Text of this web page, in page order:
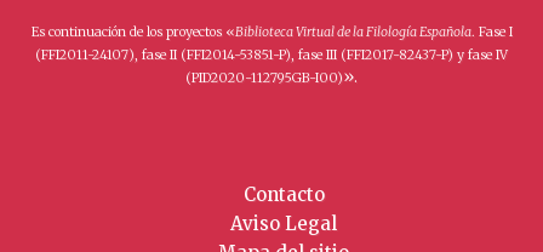
Es continuación de los proyectos «Biblioteca Virtual de la Filología Española. Fase I
(FFI2011-24107), fase II (FFI2014-53851-P), fase III (FFI2017-82437-P) y fase IV
(PID2020-112795GB-I00)».
Contacto
Aviso Legal